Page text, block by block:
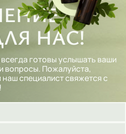
НАС!
готовы услышать ваши
вопросы. Пожалуйста,
специалист свяжется с